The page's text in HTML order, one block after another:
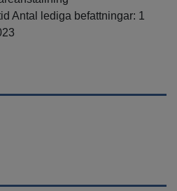
Antal lediga befattningar: 1